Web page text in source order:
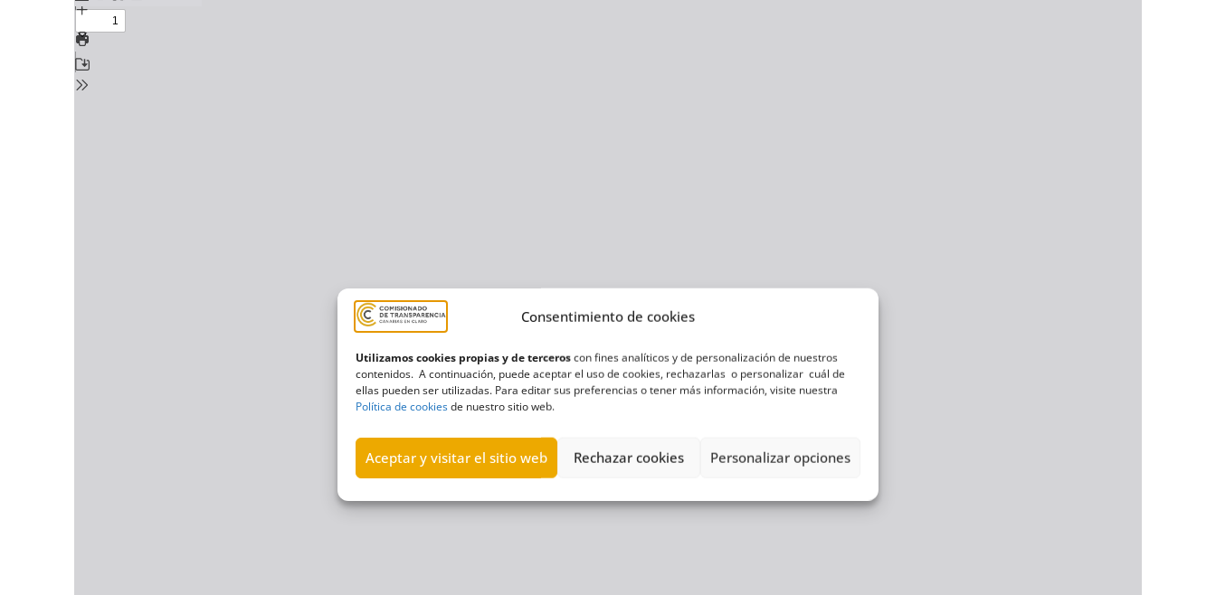
Consentimiento de cookies
Utilizamos cookies propias y de terceroscon fines analíticos y de personalización de nuestros
contenidos. A continuación, puede aceptar el uso de cookies, rechazarlas o personalizar cuál de
ellas pueden ser utilizadas. Para editar sus preferencias o tener más información, visite nuestra
Política de cookiesde nuestro sitio web.
Aceptar y visitar el sitio web Rechazar cookies Personalizar opciones